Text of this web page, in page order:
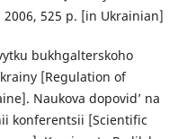
525 p. [in Ukrainian]
bukhgalterskoho
[Regulation of
Naukova dopovid’ na
konferentsii [Scientific